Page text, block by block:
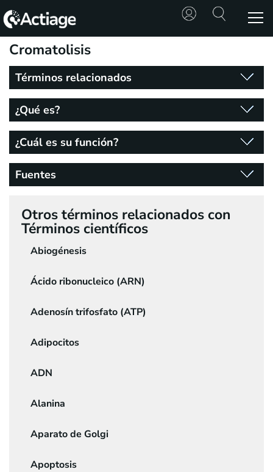
SHOP
TRATAMIENTOS
CONSULTA
CONOCE
ACTIAGE
Cromatolisis
Términos relacionados
¿Qué es?
¿Cuál es su función?
Fuentes
Otros términos relacionados con
Términos científicos
Abiogénesis
Ácido ribonucleico (ARN)
Adenosín trifosfato (ATP)
Adipocitos
ADN
Alanina
Aparato de Golgi
Apoptosis